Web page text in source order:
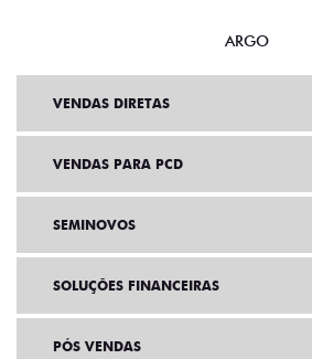
ARGO
VENDAS DIRETAS
VENDAS PARA PCD
SEMINOVOS
SOLUÇÕES FINANCEIRAS
PÓS VENDAS